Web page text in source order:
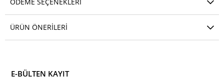
ÜRÜN ÖNERILERI
E-BÜLTEN KAYIT